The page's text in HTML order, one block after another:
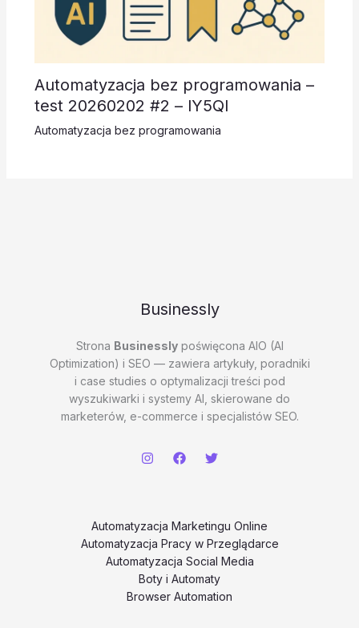
Automatyzacja bez programowania –
test 20260202 #2 – lY5Ql
Automatyzacja bez programowania
Businessly
Strona Businesslypoświęcona AIO (AI
Optimization) i SEO — zawiera artykuły, poradniki
i case studies o optymalizacji treści pod
wyszukiwarki i systemy AI, skierowane do
marketerów, e-commerce i specjalistów SEO.
Automatyzacja Marketingu Online
Automatyzacja Pracy w Przeglądarce
Automatyzacja Social Media
Boty i Automaty
Browser Automation